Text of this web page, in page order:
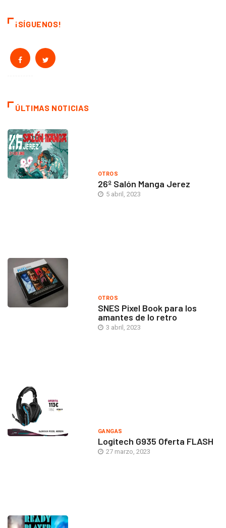
¡SÍGUENOS!
ÚLTIMAS NOTICIAS
OTROS
26º Salón Manga Jerez
5 abril, 2023
OTROS
SNES Pixel Book para los
amantes de lo retro
3 abril, 2023
GANGAS
Logitech G935 Oferta FLASH
27 marzo, 2023